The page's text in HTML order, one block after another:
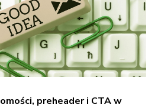
preheader i CTA w